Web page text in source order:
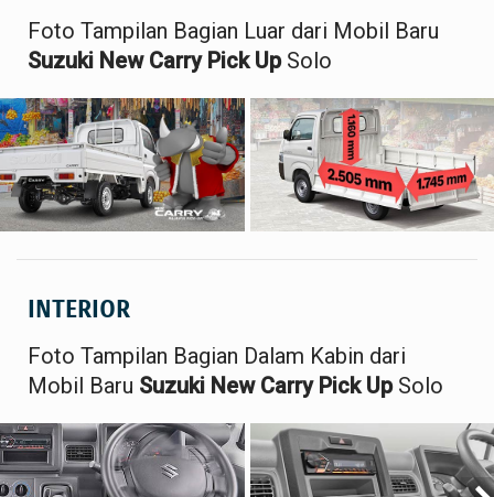
Foto Tampilan Bagian Luar dari Mobil Baru
Suzuki New Carry Pick UpSolo
INTERIOR
Foto Tampilan Bagian Dalam Kabin dari
Mobil Baru Suzuki New Carry Pick UpSolo